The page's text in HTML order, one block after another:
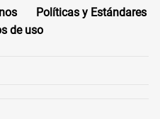
Políticas y Estándares
de uso